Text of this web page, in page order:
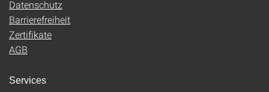
Datenschutz
Barrierefreiheit
Zertifikate
AGB
Services